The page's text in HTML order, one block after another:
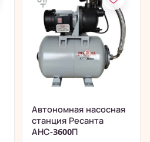
Автономная насосная
станция Ресанта
АНС-3600П